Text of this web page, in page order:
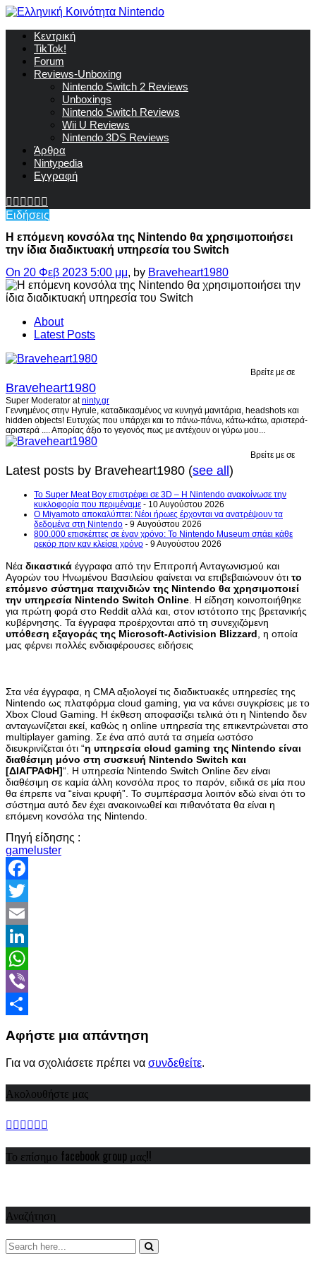
Κεντρική
TikTok!
Forum
Reviews-Unboxing
Nintendo Switch 2 Reviews
Unboxings
Nintendo Switch Reviews
Wii U Reviews
Nintendo 3DS Reviews
Άρθρα
Nintypedia
Εγγραφή
Ειδήσεις
Η επόμενη κονσόλα της Nintendo θα χρησιμοποιήσει
την ίδια διαδικτυακή υπηρεσία του Switch
On 20 Φεβ 2023 5:00 μμ, by Braveheart1980
About
Latest Posts
Βρείτε με σε
Braveheart1980
Super Moderator atninty.gr
Γεννημένος στην Hyrule, καταδικασμένος να κυνηγά μανιτάρια, headshots και
hidden objects! Ευτυχώς που υπάρχει και το πάνω-πάνω, κάτω-κάτω, αριστερά-
αριστερά .... Απορίας άξιο το γεγονός πως με αντέχουν οι γύρω μου...
Βρείτε με σε
Latest posts by Braveheart1980 (see all)
Το Super Meat Boy επιστρέφει σε 3D – Η Nintendo ανακοίνωσε την
κυκλοφορία που περιμέναμε - 10 Αυγούστου 2026
Ο Miyamoto αποκαλύπτει: Νέοι ήρωες έρχονται να ανατρέψουν τα
δεδομένα στη Nintendo - 9 Αυγούστου 2026
800.000 επισκέπτες σε έναν χρόνο: Το Nintendo Museum σπάει κάθε
ρεκόρ πριν καν κλείσει χρόνο - 9 Αυγούστου 2026
Νέα δικαστικά έγγραφα από την Επιτροπή Ανταγωνισμού και
Αγορών του Ηνωμένου Βασιλείου φαίνεται να επιβεβαιώνουν ότι το
επόμενο σύστημα παιχνιδιών της Nintendo θα χρησιμοποιεί
την υπηρεσία Nintendo Switch Online . Η είδηση κοινοποιήθηκε
για πρώτη φορά στο Reddit αλλά και, στον ιστότοπο της βρετανικής
κυβέρνησης. Τα έγγραφα προέρχονται από τη συνεχιζόμενη
υπόθεση εξαγοράς της Microsoft-Activision Blizzard , η οποία
μας φέρνει πολλές ενδιαφέρουσες ειδήσεις
Στα νέα έγγραφα, η CMA αξιολογεί τις διαδικτυακές υπηρεσίες της
Nintendo ως πλατφόρμα cloud gaming, για να κάνει συγκρίσεις με το
Xbox Cloud Gaming. Η έκθεση αποφασίζει τελικά ότι η Nintendo δεν
ανταγωνίζεται εκεί, καθώς η online υπηρεσία της επικεντρώνεται στο
multiplayer gaming. Σε ένα από αυτά τα σημεία ωστόσο
διευκρινίζεται ότι “η υπηρεσία cloud gaming της Nintendo είναι
διαθέσιμη μόνο στη συσκευή Nintendo Switch και
[ΔΙΑΓΡΑΦΗ]“. Η υπηρεσία Nintendo Switch Online δεν είναι
διαθέσιμη σε καμία άλλη κονσόλα προς το παρόν, ειδικά σε μία που
θα έπρεπε να “είναι κρυφή”. Το συμπέρασμα λοιπόν εδώ είναι ότι το
σύστημα αυτό δεν έχει ανακοινωθεί και πιθανότατα θα είναι η
επόμενη κονσόλα της Nintendo.
Πηγή είδησης :
gameluster
Facebook
Twitter
Email
LinkedIn
WhatsApp
Viber
Αφήστε μια απάντηση
Για να σχολιάσετε πρέπει να συνδεθείτε.
Ακολουθήστε μας
Το επίσημο facebook group μας!!
Αναζήτηση